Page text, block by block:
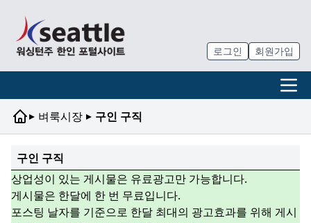
로그인 회원가입
▸ 벼룩시장 ▸ 구인 구직
구인 구직
상업성이 있는 게시물은 유료광고만 가능합니다.
게시물은 한달에 한 번 무료입니다.
포스팅 날자를 기준으로 한달 최대의 광고효과를 위해 게시